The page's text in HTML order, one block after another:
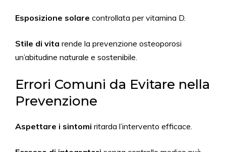
Esposizione solare controllata per vitamina D.
Stile di vita rende la prevenzione osteoporosi
un’abitudine naturale e sostenibile.
Errori Comuni da Evitare nella
Prevenzione
Aspettare i sintomi ritarda l’intervento efficace.